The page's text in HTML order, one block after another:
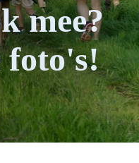
mee?
foto's!